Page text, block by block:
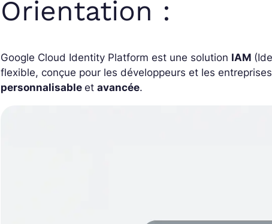
Orientation :
Google Cloud Identity Platform est une solution IAM
flexible, conçue pour les développeurs et les
personnalisableetavancée.